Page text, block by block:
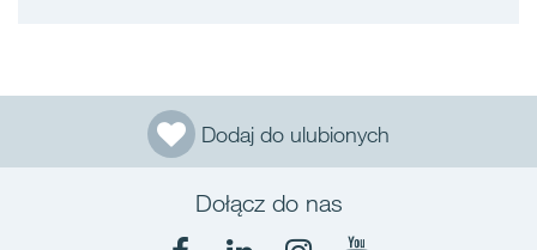
Dodaj do ulubionych
Dołącz do nas